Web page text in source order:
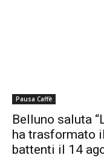
Pausa Caffè
Belluno saluta
ha trasformato
battenti il 14